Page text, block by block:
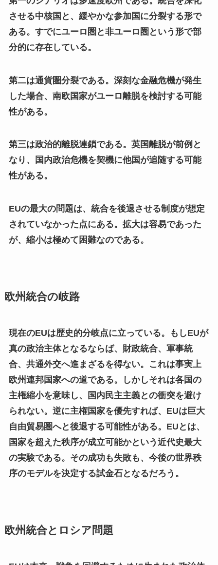
させる中核国と、緩やかな参加国に分裂する形で
ある。すでにユーロ圏と非ユーロ圏という形で部
分的に存在している。
第二は通貨圏分裂である。深刻な金融危機が発生
した場合、南欧国家がユーロ離脱を検討する可能
性がある。
第三は政治的離脱連鎖である。英国離脱が前例と
なり、国内政治危機を契機に他国が追随する可能
性がある。
EUの最大の問題は、統合を後退させる制度が想定
されていなかった点にある。拡大は容易であった
が、縮小は極めて困難なのである。
欧州統合の岐路
現在のEUは歴史的分岐点に立っている。もしEUが
真の政治主体となるならば、財政統合、軍事統
合、共通外交へ進まざるを得ない。これは事実上
欧州連邦国家への道である。しかしそれは各国の
主権縮小を意味し、国内民主主義との衝突を避け
られない。逆に主権国家を優先すれば、EUは巨大
自由貿易圏へと後退する可能性がある。EUとは、
国家を超えた秩序が成立可能かという近代史最大
の実験である。その成功も失敗も、今後の世界秩
序のモデルを決定する試金石となるだろう。
欧州統合とロシア問題